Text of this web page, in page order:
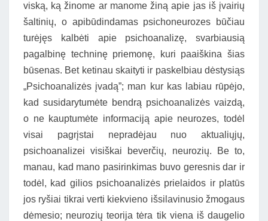
viską, ką žinome ar manome žiną apie jas iš įvairių
šaltinių, o apibūdindamas psichoneurozes būčiau
turėjęs kalbėti apie psichoanalizę, svarbiausią
pagalbinę techninę priemonę, kuri paaiškina šias
būsenas. Bet ketinau skaityti ir paskelbiau dėstysiąs
„Psichoanalizės įvadą”; man kur kas labiau rūpėjo,
kad susidarytumėte bendrą psichoanalizės vaizdą,
o ne kauptumėte informaciją apie neurozes, todėl
visai pagrįstai nepradėjau nuo aktualiųjų,
psichoanalizei visiškai beverčių, neurozių. Be to,
manau, kad mano pasirinkimas buvo geresnis dar ir
todėl, kad gilios psichoanalizės prielaidos ir platūs
jos ryšiai tikrai verti kiekvieno išsilavinusio žmogaus
dėmesio; neurozių teorija tėra tik viena iš daugelio